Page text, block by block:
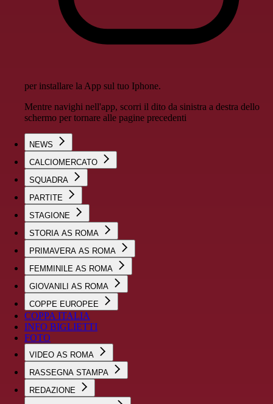
per installare la App sul tuo Iphone.
Mentre navighi nell'app, scorri il dito da sinistra a destra dello
schermo per tornare alle pagine precedenti
NEWS
CALCIOMERCATO
SQUADRA
PARTITE
STAGIONE
STORIA AS ROMA
PRIMAVERA AS ROMA
FEMMINILE AS ROMA
GIOVANILI AS ROMA
COPPE EUROPEE
COPPA ITALIA
INFO BIGLIETTI
FOTO
VIDEO AS ROMA
RASSEGNA STAMPA
REDAZIONE